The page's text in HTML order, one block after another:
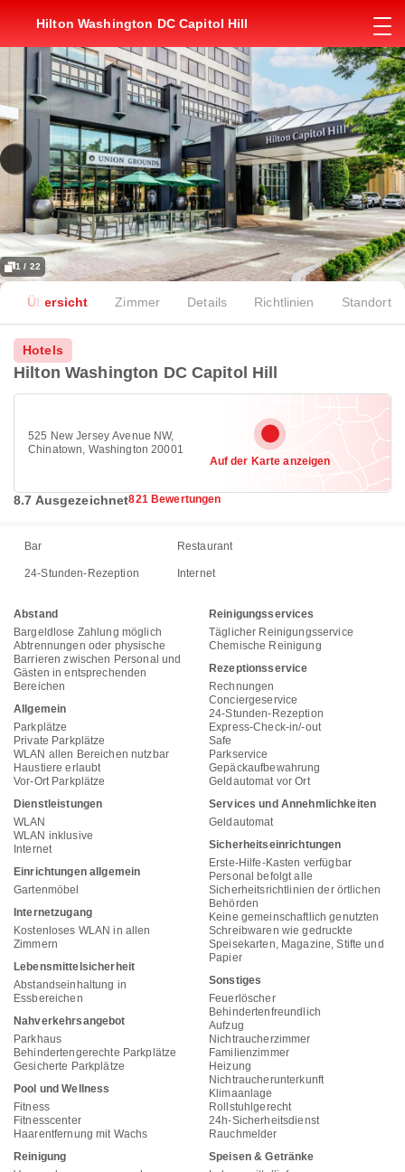
Hilton Washington DC Capitol Hill
1 / 22
Übersicht Zimmer Details Richtlinien Standort
Hotels
Hilton Washington DC Capitol Hill
525 New Jersey Avenue NW,
Chinatown, Washington 20001
Auf der Karte anzeigen
8.7 Ausgezeichnet821 Bewertungen
Bar Restaurant
24-Stunden-Rezeption Internet
Abstand
Bargeldlose Zahlung möglich
Abtrennungen oder physische
Barrieren zwischen Personal und
Gästen in entsprechenden
Bereichen
Allgemein
Parkplätze
Private Parkplätze
WLAN allen Bereichen nutzbar
Haustiere erlaubt
Vor-Ort Parkplätze
Dienstleistungen
WLAN
WLAN inklusive
Internet
Einrichtungen allgemein
Gartenmöbel
Internetzugang
Kostenloses WLAN in allen
Zimmern
Lebensmittelsicherheit
Abstandseinhaltung in
Essbereichen
Nahverkehrsangebot
Parkhaus
Behindertengerechte Parkplätze
Gesicherte Parkplätze
Pool und Wellness
Fitness
Fitnesscenter
Haarentfernung mit Wachs
Reinigung
Reinigungsservices
Täglicher Reinigungsservice
Chemische Reinigung
Rezeptionsservice
Rechnungen
Conciergeservice
24-Stunden-Rezeption
Express-Check-in/-out
Safe
Parkservice
Gepäckaufbewahrung
Geldautomat vor Ort
Services und Annehmlichkeiten
Geldautomat
Sicherheitseinrichtungen
Erste-Hilfe-Kasten verfügbar
Personal befolgt alle
Sicherheitsrichtlinien der örtlichen
Behörden
Keine gemeinschaftlich genutzten
Schreibwaren wie gedruckte
Speisekarten, Magazine, Stifte und
Papier
Sonstiges
Feuerlöscher
Behindertenfreundlich
Aufzug
Nichtraucherzimmer
Familienzimmer
Heizung
Nichtraucherunterkunft
Klimaanlage
Rollstuhlgerecht
24h-Sicherheitsdienst
Rauchmelder
Speisen & Getränke